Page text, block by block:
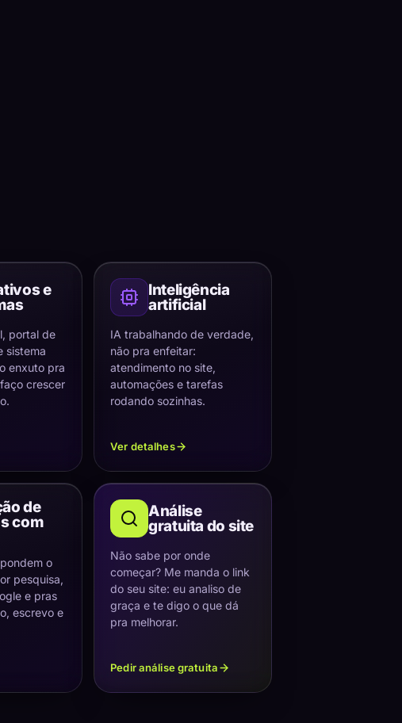
e
portal de
sistema
enxuto pra
crescer
Inteligência
artificial
IA trabalhando de verdade,
não pra enfeitar:
atendimento no site,
automações e tarefas
rodando sozinhas.
Ver detalhes
de
com
o
pesquisa,
e pras
escrevo e
Análise
gratuita do site
Não sabe por onde
começar? Me manda o link
do seu site: eu analiso de
graça e te digo o que dá
pra melhorar.
Pedir análise gratuita